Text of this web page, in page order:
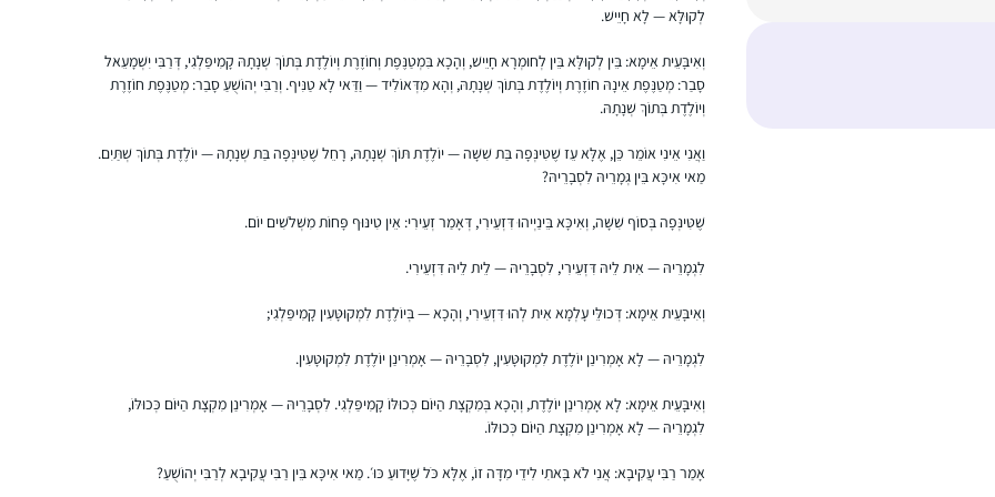
לְקוּלָּא — לָא חָיֵישׁ.
וְאִיבָּעֵית אֵימָא: בֵּין לְקוּלָּא בֵּין לְחוּמְרָא חָיֵישׁ, וְהָכָא בִּמְטַנֶּפֶת וְחוֹזֶרֶת וְיוֹלֶדֶת בְּתוֹךְ שְׁנָתָהּ קָמִיפַּלְגִי, דְּרַבִּי יִשְׁמָעֵאל
סָבַר: מְטַנֶּפֶת אֵינָהּ חוֹזֶרֶת וְיוֹלֶדֶת בְּתוֹךְ שְׁנָתָהּ, וְהָא מִדְּאוֹלִיד — וַדַּאי לָא טַנִּיף. וְרַבִּי יְהוֹשֻׁעַ סָבַר: מְטַנֶּפֶת חוֹזֶרֶת
וְיוֹלֶדֶת בְּתוֹךְ שְׁנָתָהּ.
וַאֲנִי אֵינִי אוֹמֵר כֵּן, אֶלָּא עֵז שֶׁטִּינְּפָה בַּת שִׁשָּׁה — יוֹלֶדֶת תּוֹךְ שְׁנָתָהּ, רָחֵל שֶׁטִּינְּפָה בַּת שְׁנָתָהּ — יוֹלֶדֶת בְּתוֹךְ שְׁתַּיִם.
מַאי אִיכָּא בֵּין גְּמָרֵיהּ לִסְבָרֵיהּ?
שֶׁטִּינְּפָה בְּסוֹף שִׁשָּׁה, וְאִיכָּא בֵּינַיְיהוּ דִּזְעֵירִי, דְּאָמַר זְעֵירִי: אֵין טִינּוּף פָּחוֹת מִשְּׁלֹשִׁים יוֹם.
לִגְמָרֵיהּ — אִית לֵיהּ דִּזְעֵירִי, לִסְבָרֵיהּ — לֵית לֵיהּ דִּזְעֵירִי.
וְאִיבָּעֵית אֵימָא: דְּכוּלֵּי עָלְמָא אִית לְהוּ דִּזְעֵירִי, וְהָכָא — בְּיוֹלֶדֶת לִמְקוּטָּעִין קָמִיפַּלְגִי;
לִגְמָרֵיהּ — לָא אָמְרִינַן יוֹלֶדֶת לִמְקוּטָּעִין, לִסְבָרֵיהּ — אָמְרִינַן יוֹלֶדֶת לִמְקוּטָּעִין.
וְאִיבָּעֵית אֵימָא: לָא אָמְרִינַן יוֹלֶדֶת, וְהָכָא בְּמִקְצָת הַיּוֹם כְּכוּלּוֹ קָמִיפַּלְגִי. לִסְבָרֵיהּ — אָמְרִינַן מִקְצָת הַיּוֹם כְּכוּלּוֹ,
לִגְמָרֵיהּ — לָא אָמְרִינַן מִקְצָת הַיּוֹם כְּכוּלּוֹ.
אָמַר רַבִּי עֲקִיבָא: אֲנִי לֹא בָּאתִי לִידֵי מִדָּה זוֹ, אֶלָּא כֹּל שֶׁיָּדוּעַ כּוּ׳. מַאי אִיכָּא בֵּין רַבִּי עֲקִיבָא לְרַבִּי יְהוֹשֻׁעַ?
בדיעבד, עד אז, הייתי בלימוד הגמרא שלי כמו
משהו ושם משהו, ומאז נפתח עולם ומלואו….
מיכל כהנא
של "אהה, מפה זה הגיע!” ומהאתגר
האינטלקטואלי
לוד, ישראל